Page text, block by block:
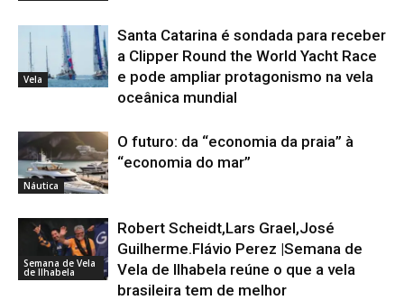
Vela
Santa Catarina é sondada para receber
a Clipper Round the World Yacht Race
e pode ampliar protagonismo na vela
oceânica mundial
Náutica
O futuro: da “economia da praia” à
“economia do mar”
Semana de Vela
de Ilhabela
Robert Scheidt,Lars Grael,José
Guilherme.Flávio Perez |Semana de
Vela de Ilhabela reúne o que a vela
brasileira tem de melhor